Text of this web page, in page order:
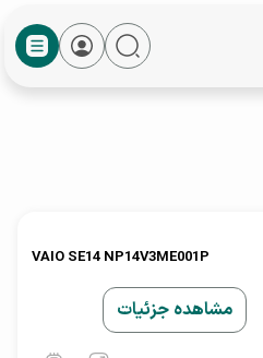
VAIO SE14 NP14V3ME001P
مشاهده جزئیات